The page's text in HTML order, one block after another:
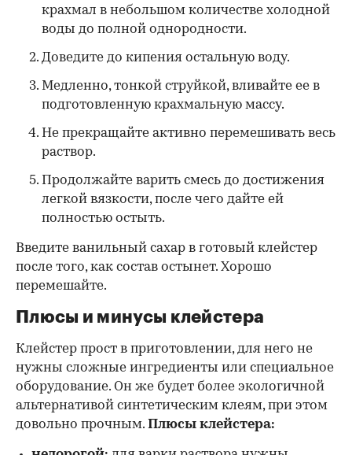
крахмал в небольшом количестве холодной
воды до полной однородности.
Доведите до кипения остальную воду.
Медленно, тонкой струйкой, вливайте ее в
подготовленную крахмальную массу.
Не прекращайте активно перемешивать весь
раствор.
Продолжайте варить смесь до достижения
легкой вязкости, после чего дайте ей
полностью остыть.
Введите ванильный сахар в готовый клейстер
после того, как состав остынет. Хорошо
перемешайте.
Плюсы и минусы клейстера
Клейстер прост в приготовлении, для него не
нужны сложные ингредиенты или специальное
оборудование. Он же будет более экологичной
альтернативой синтетическим клеям, при этом
довольно прочным. Плюсы клейстера: